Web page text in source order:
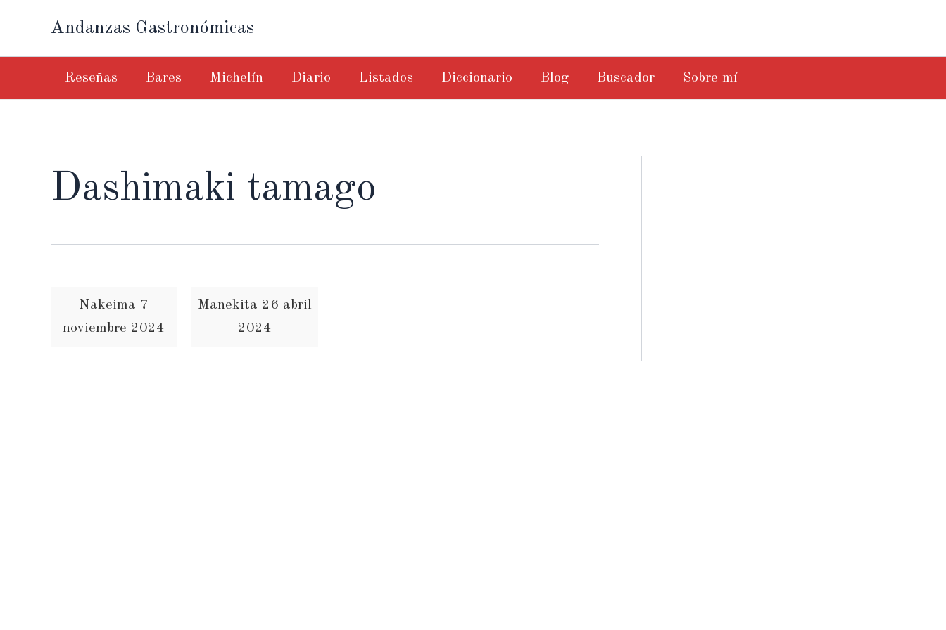
contenido
Andanzas Gastronómicas
Reseñas Bares Michelín Diario Listados Diccionario Blog Buscador Sobre mí
Dashimaki tamago
Nakeima 7
noviembre 2024
Manekita 26 abril
2024